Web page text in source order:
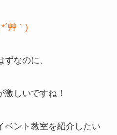
艸｀)
なのに、
しいですね！
ベント教室を紹介したい